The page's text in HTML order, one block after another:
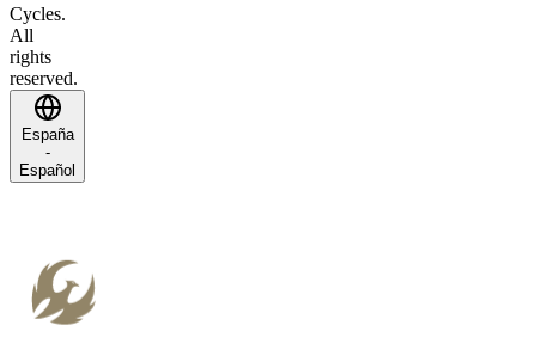
Cycles.
All
rights
reserved.
España
-
Español